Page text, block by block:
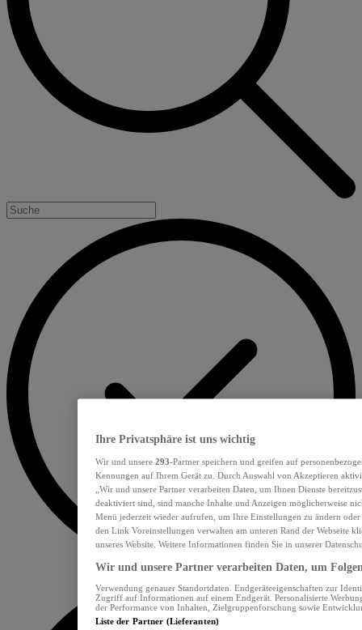
Ihre Privatsphäre ist uns wichtig
Wir und unsere 293-Partner speichern und greifen auf
Kennungen auf Ihrem Gerät zu. Durch Auswahl von Akzeptieren
„Wir und unsere Partner verarbeiten Daten, um Ihnen Dienste
deaktiviert sind, sind manche Inhalte und Anzeigen möglicherweise
Menü jederzeit wieder aufrufen, um Ihre Einstellungen zu ändern
den Link Voreinstellungen verwalten am unteren Rand der Webseite
unseres Website. Weitere Informationen finden Sie in unserer
Wir und unsere Partner verarbeiten Daten, um
Verwendung genauer Standortdaten. Endgeräteeigenschaften zur
Zugriff auf Informationen auf einem Endgerät. Personalisierte
der Performance von Inhalten, Zielgruppenforschung sowie
Liste der Partner (Lieferanten)